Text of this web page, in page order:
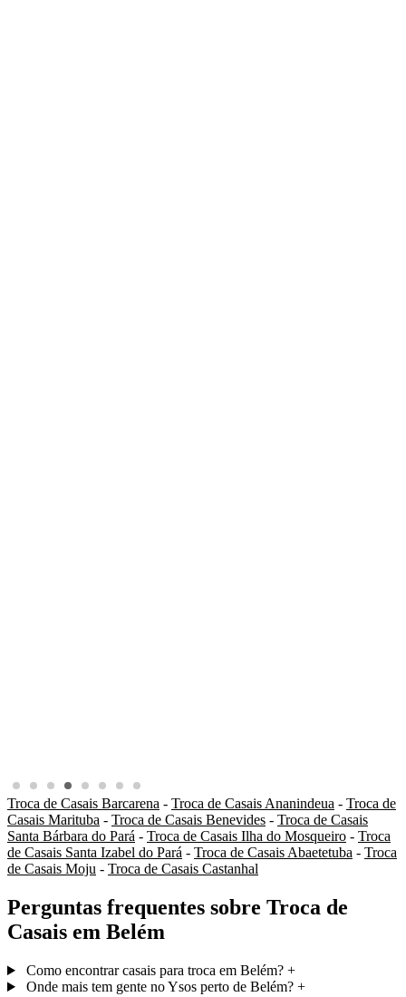
Troca de Casais Barcarena - Troca de Casais Ananindeua - Troca de
Casais Marituba - Troca de Casais Benevides - Troca de Casais
Santa Bárbara do Pará - Troca de Casais Ilha do Mosqueiro - Troca
de Casais Santa Izabel do Pará - Troca de Casais Abaetetuba - Troca
de Casais Moju - Troca de Casais Castanhal
Perguntas frequentes sobre Troca de
Casais em Belém
Como encontrar casais para troca em Belém? +
Onde mais tem gente no Ysos perto de Belém? +